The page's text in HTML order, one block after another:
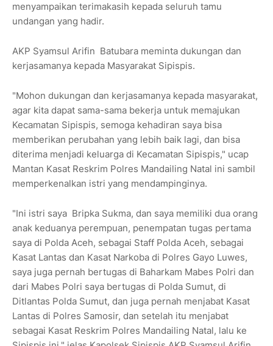
menyampaikan terimakasih kepada seluruh tamu
undangan yang hadir.
AKP Syamsul Arifin Batubara meminta dukungan dan
kerjasamanya kepada Masyarakat Sipispis.
"Mohon dukungan dan kerjasamanya kepada masyarakat,
agar kita dapat sama-sama bekerja untuk memajukan
Kecamatan Sipispis, semoga kehadiran saya bisa
memberikan perubahan yang lebih baik lagi, dan bisa
diterima menjadi keluarga di Kecamatan Sipispis," ucap
Mantan Kasat Reskrim Polres Mandailing Natal ini sambil
memperkenalkan istri yang mendampinginya.
"Ini istri saya Bripka Sukma, dan saya memiliki dua orang
anak keduanya perempuan, penempatan tugas pertama
saya di Polda Aceh, sebagai Staff Polda Aceh, sebagai
Kasat Lantas dan Kasat Narkoba di Polres Gayo Luwes,
saya juga pernah bertugas di Baharkam Mabes Polri dan
dari Mabes Polri saya bertugas di Polda Sumut, di
Ditlantas Polda Sumut, dan juga pernah menjabat Kasat
Lantas di Polres Samosir, dan setelah itu menjabat
sebagai Kasat Reskrim Polres Mandailing Natal, lalu ke